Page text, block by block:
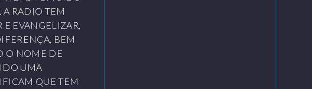
A RADIO TEM
E EVANGELIZAR,
BEM
O NOME DE
UMA
QUE TEM